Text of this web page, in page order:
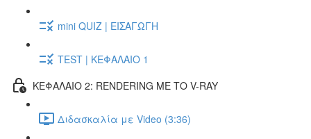
mini QUIZ | ΕΙΣΑΓΩΓΗ
TEST | ΚΕΦΑΛΑΙΟ 1
ΚΕΦΑΛΑΙΟ 2: RENDERING ΜΕ ΤΟ V-RAY
Διδασκαλία με Video (3:36)